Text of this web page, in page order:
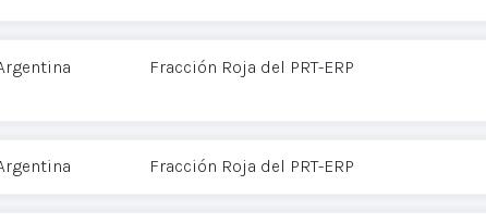
Fracción Roja del PRT-ERP
Fracción Roja del PRT-ERP